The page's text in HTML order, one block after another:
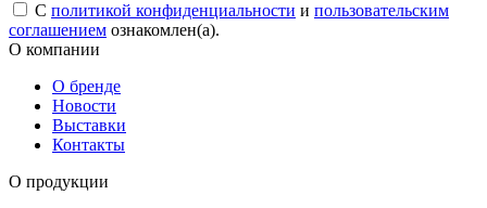
С политикой конфиденциальности и пользовательским
соглашением ознакомлен(а).
О компании
О бренде
Новости
Выставки
Контакты
О продукции